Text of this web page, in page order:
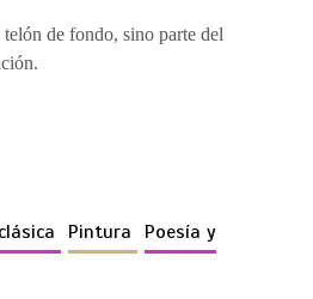
de fondo, sino parte del
Pintura
Poesía y